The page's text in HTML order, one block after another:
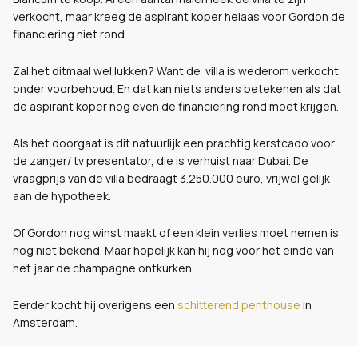
verkocht, maar kreeg de aspirant koper helaas voor Gordon de
financiering niet rond.
Zal het ditmaal wel lukken? Want de villa is wederom verkocht
onder voorbehoud. En dat kan niets anders betekenen als dat
de aspirant koper nog even de financiering rond moet krijgen.
Als het doorgaat is dit natuurlijk een prachtig kerstcado voor
de zanger/ tv presentator, die is verhuist naar Dubai. De
vraagprijs van de villa bedraagt 3.250.000 euro, vrijwel gelijk
aan de hypotheek.
Of Gordon nog winst maakt of een klein verlies moet nemen is
nog niet bekend. Maar hopelijk kan hij nog voor het einde van
het jaar de champagne ontkurken.
Eerder kocht hij overigens een schitterend penthouse in
Amsterdam.